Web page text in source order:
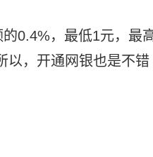
0.4%，最低1元，最
以，开通网银也是不错